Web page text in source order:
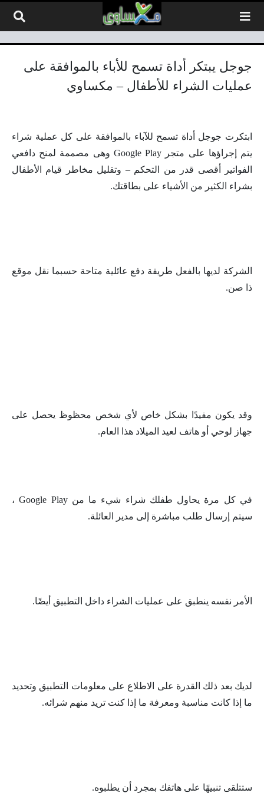
جوجل يبتكر أداة تسمح للأباء بالموافقة على
عمليات الشراء للأطفال – مكساوي
ابتكرت جوجل أداة تسمح للآباء بالموافقة على كل عملية شراء
يتم إجراؤها على متجر Google Play وهى مصممة لمنح دافعي
الفواتير أقصى قدر من التحكم – وتقليل مخاطر قيام الأطفال
بشراء الكثير من الأشياء على بطاقتك.
الشركة لديها بالفعل طريقة دفع عائلية متاحة حسبما نقل موقع
ذا صن.
وقد يكون مفيدًا بشكل خاص لأي شخص محظوظ يحصل على
جهاز لوحي أو هاتف لعيد الميلاد هذا العام.
في كل مرة يحاول طفلك شراء شيء ما من Google Play ،
سيتم إرسال طلب مباشرة إلى مدير العائلة.
الأمر نفسه ينطبق على عمليات الشراء داخل التطبيق أيضًا.
لديك بعد ذلك القدرة على الاطلاع على معلومات التطبيق وتحديد
ما إذا كانت مناسبة ومعرفة ما إذا كنت تريد منهم شرائه.
ستتلقى تنبيهًا على هاتفك بمجرد أن يطلبوه.